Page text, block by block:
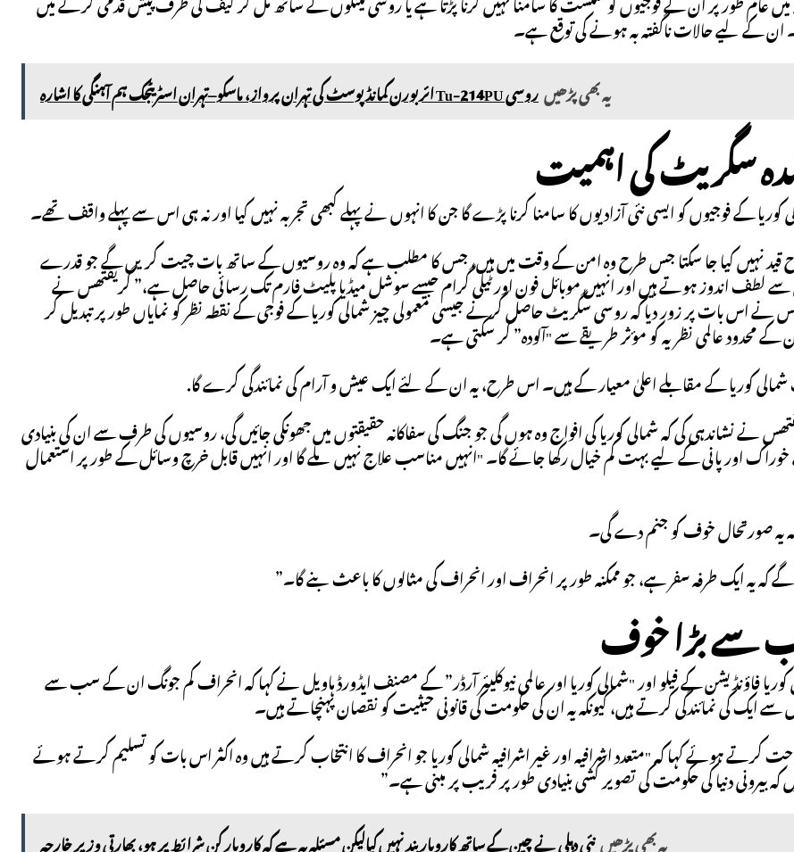
ان کے لیے حالات ناگفتہ بہ ہونے کی توقع ہے۔
یہ بھی پڑھیںروسی Tu-214PU ائربورن کمانڈ پوسٹ کی تہران پرواز، ماسکو–تہران اسٹریٹجک ہم آہنگی کا اشارہ
سگریٹ کی اہمیت
کوریا کے فوجیوں کو ایسی نئی آزادیوں کا سامنا کرنا پڑے گا جن کا انہوں نے پہلے کبھی تجربہ نہیں کیا اور نہ ہی اس سے پہلے واقف تھے۔
قید نہیں کیا جا سکتا جس طرح وہ امن کے وقت میں ہیں، جس کا مطلب ہے کہ وہ روسیوں کے ساتھ بات چیت کریں گے جو قدرے
سے لطف اندوز ہوتے ہیں اور انہیں موبائل فون اور ٹیلی گرام جیسے سوشل میڈیا پلیٹ فارم تک رسائی حاصل ہے،” گریفتھس نے
اس بات پر زور دیا کہ روسی سگریٹ حاصل کرنے جیسی معمولی چیز شمالی کوریا کے فوجی کے نقطہ نظر کو نمایاں طور پر تبدیل کر
محدود عالمی نظریہ کو مؤثر طریقے سے "آلودہ” کر سکتی ہے۔
کوریا کے مقابلے اعلیٰ معیار کے ہیں۔ اس طرح، یہ ان کے لئے ایک عیش و آرام کی نمائندگی کرے گا.
نے نشاندہی کی کہ شمالی کوریا کی افواج وہ ہوں گی جو جنگ کی سفاکانہ حقیقتوں میں جھونکی جائیں گی، روسیوں کی طرف سے ان کی بنیادی
اور پانی کے لیے بہت کم خیال رکھا جائے گا۔ "انہیں مناسب علاج نہیں ملے گا اور انہیں قابل خرچ وسائل کے طور پر استعمال
یہ صورتحال خوف کو جنم دے گی۔
کہ یہ ایک طرفہ سفر ہے، جو ممکنہ طور پر انحراف اور انحراف کی مثالوں کا باعث بنے گا۔”
سے بڑا خوف
فاؤنڈیشن کے فیلو اور "شمالی کوریا اور عالمی نیوکلیئر آرڈر” کے مصنف ایڈورڈ ہاویل نے کہا کہ انحراف کم جونگ ان کے سب سے
ایک کی نمائندگی کرتے ہیں، کیونکہ یہ ان کی حکومت کی قانونی حیثیت کو نقصان پہنچاتے ہیں۔
ہوئے کہا کہ "متعدد اشرافیہ اور غیر اشرافیہ شمالی کوریا جو انحراف کا انتخاب کرتے ہیں وہ اکثر اس بات کو تسلیم کرتے ہوئے
بیرونی دنیا کی حکومت کی تصویر کشی بنیادی طور پر فریب پر مبنی ہے۔”
یہ بھی پڑھیںنئی دہلی نے چین کے ساتھ کاروبار بند نہیں کیالیکن مسئلہ یہ ہے کہ کاروبار کن شرائط پر ہو، بھارتی وزیر خارجہ